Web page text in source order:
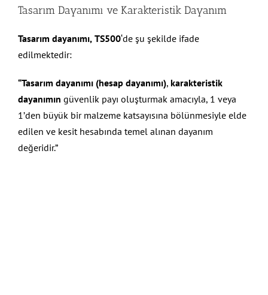
Tasarım Dayanımı ve Karakteristik Dayanım
Tasarım dayanımı, TS500‘de şu şekilde ifade
edilmektedir:
“Tasarım dayanımı (hesap dayanımı), karakteristik
dayanımın güvenlik payı oluşturmak amacıyla, 1 veya
1’den büyük bir malzeme katsayısına bölünmesiyle elde
edilen ve kesit hesabında temel alınan dayanım
değeridir.”